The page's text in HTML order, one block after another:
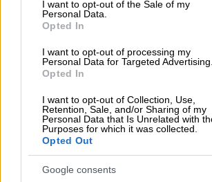
I want to opt-out of the Sale of my
Personal Data.
Opted In
I want to opt-out of processing my
Personal Data for Targeted Advertising.
Opted In
I want to opt-out of Collection, Use,
Retention, Sale, and/or Sharing of my
Personal Data that Is Unrelated with
Purposes for which it was collected.
Opted Out
Google consents
Για το περιστατικό έχει
καταστήματος καθώς δεν
ναυαγοσώστης όπως ορίζει ο
γονείς του 3χρονου κοριτσιού
ψυχολογική υποστήριξη.
Η επίσημη ανακοίνωση του
Νοσοκομείου της Ρόδου